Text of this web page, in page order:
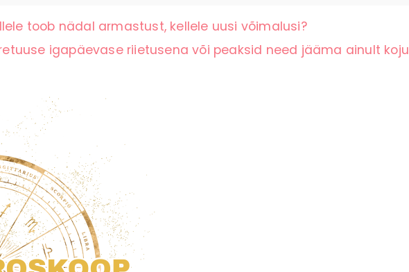
toob nädal armastust, kellele uusi võimalusi?
igapäevase riietusena või peaksid need jääma ainult koju